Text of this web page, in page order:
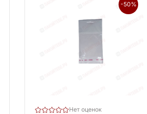
-50%
Нет оценок